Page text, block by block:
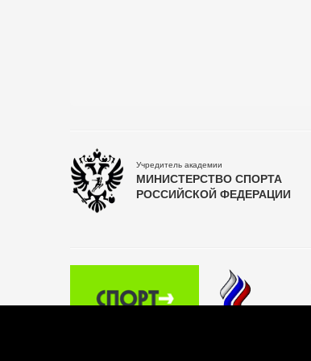
Учредитель академии
МИНИСТЕРСТВО СПОРТА
РОССИЙСКОЙ ФЕДЕРАЦИИ